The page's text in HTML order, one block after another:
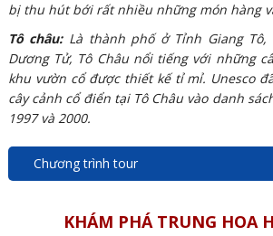
bị thu hút bới rất nhiều những món hàng
Tô châu:Là thành phố ở Tỉnh Giang
Dương Tử, Tô Châu nổi tiếng với những
khu vườn cổ được thiết kế tỉ mỉ. Unesco
cây cảnh cổ điển tại Tô Châu vào danh
1997 và 2000.
Chương trình tour
KHÁM PHÁ TRUNG HOA